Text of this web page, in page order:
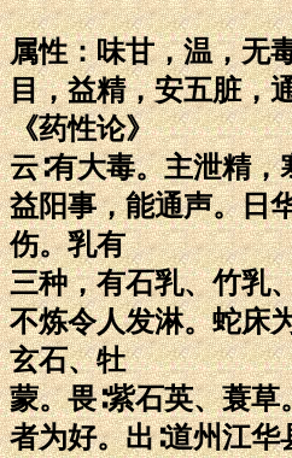
属性：味甘，温，无
目，益精，安五脏，
《药性论》
云∶有大毒。主泄精
益阳事，能通声。日
伤。乳有
三种，有石乳、竹乳
不炼令人发淋。蛇床
玄石、牡
蒙。畏∶紫石英、蓑
者为好。出∶道州江